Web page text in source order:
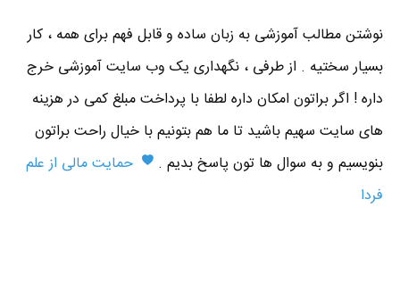
نوشتن مطالب آموزشی به زبان ساده و قابل فهم برای همه ، کار
بسیار سختیه . از طرفی ، نگهداری یک وب سایت آموزشی خرج
داره ! اگر براتون امکان داره لطفا با پرداخت مبلغ کمی در هزینه
های سایت سهیم باشید تا ما هم بتونیم با خیال راحت براتون
بنویسیم و به سوال ها تون پاسخ بدیم .
حمایت مالی از علم
فردا